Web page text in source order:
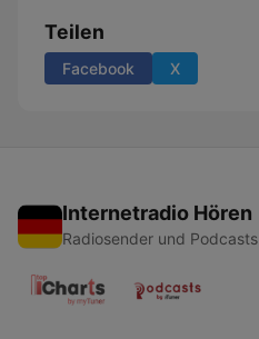
Teilen
Facebook X
Internetradio Hören
Radiosender und Podcasts